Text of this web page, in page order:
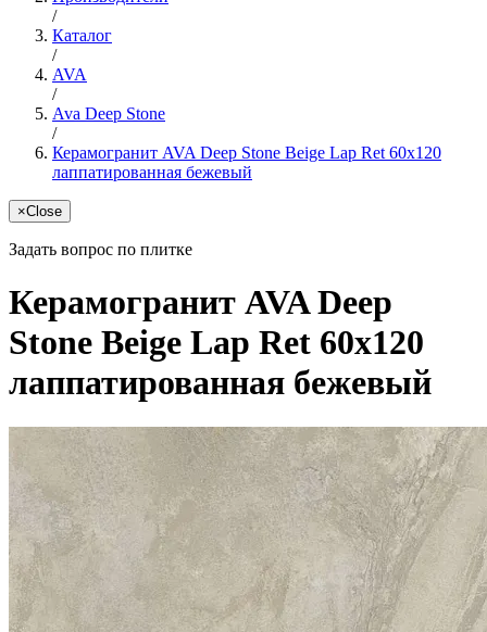
/
Каталог
/
AVA
/
Ava Deep Stone
/
Керамогранит AVA Deep Stone Beige Lap Ret 60x120
лаппатированная бежевый
×Close
Задать вопрос по плитке
Керамогранит AVA Deep
Stone Beige Lap Ret 60x120
лаппатированная бежевый